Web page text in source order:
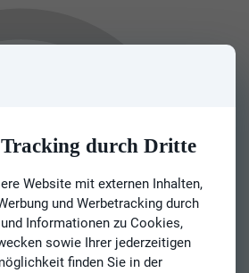
durch Dritte
Website mit externen Inhalten,
und Werbetracking durch
Informationen zu Cookies,
sowie Ihrer jederzeitigen
finden Sie in der